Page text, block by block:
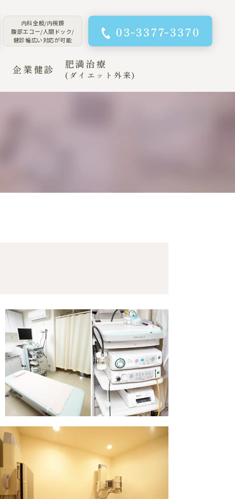
内科全般/内視鏡
腹部エコー/人間ドック/
健診幅広い対応が可能
企業健診 肥満治療
(ダイエット外来)